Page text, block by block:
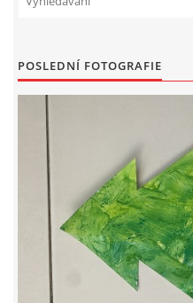
VÝTVARNÉ TECHNIKY
VÝTVARNÉ POMŮCKY
VÝTVARNÉ AKTIVITY - JARO
VÝTVARNÉ AKTIVITY - LÉTO
POSLEDNÍ FOTOGRAFIE